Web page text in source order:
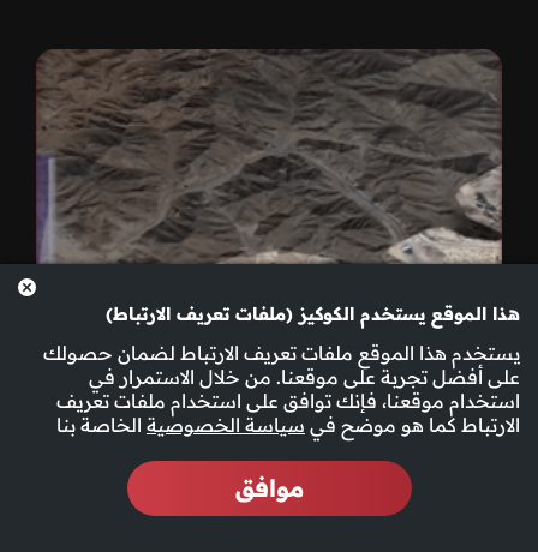
هذا الموقع يستخدم الكوكيز (ملفات تعريف الارتباط)
يستخدم هذا الموقع ملفات تعريف الارتباط لضمان حصولك
على أفضل تجربة على موقعنا. من خلال الاستمرار في
استخدام موقعنا، فإنك توافق على استخدام ملفات تعريف
الارتباط كما هو موضح في سياسة الخصوصية الخاصة بنا
موافق